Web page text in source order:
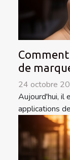
de
24 octobre
Aujourd'hui, il
applications